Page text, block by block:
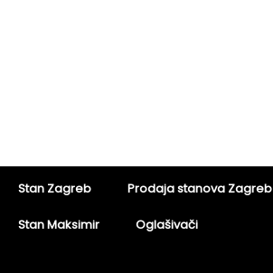
Stan Zagreb Prodaja stanova Zagreb
Stan Maksimir Oglašivači